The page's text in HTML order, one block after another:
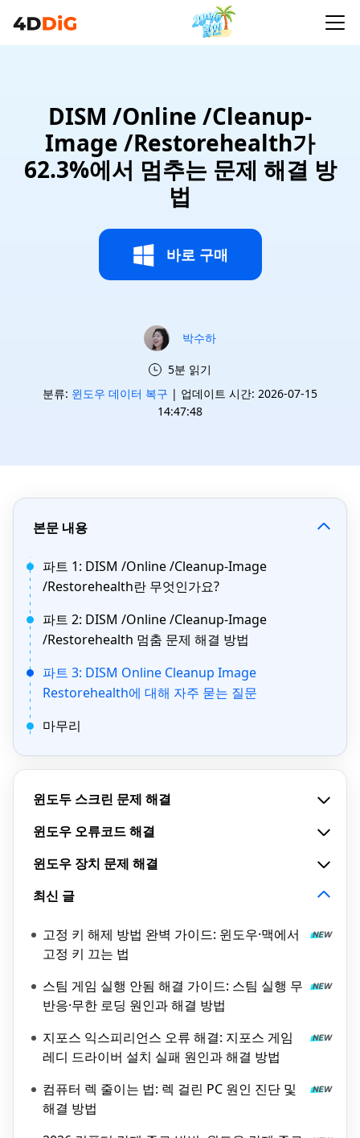
62.3%에서 멈추는 문제 해결 방법
DISM /Online /Cleanup-
Image /Restorehealth가
62.3%에서 멈추는 문제 해결 방
법
바로 구매
박수하
5분 읽기
분류: 윈도우 데이터 복구 | 업데이트 시간: 2026-07-15
14:47:48
본문 내용
파트 1: DISM /Online /Cleanup-Image
/Restorehealth란 무엇인가요?
파트 2: DISM /Online /Cleanup-Image
/Restorehealth 멈춤 문제 해결 방법
파트 3: DISM Online Cleanup Image
Restorehealth에 대해 자주 묻는 질문
마무리
윈도두 스크린 문제 해결
윈도우 오류코드 해결
윈도우 장치 문제 해결
최신 글
고정 키 해제 방법 완벽 가이드: 윈도우·맥에서
고정 키 끄는 법
스팀 게임 실행 안됨 해결 가이드: 스팀 실행 무
반응·무한 로딩 원인과 해결 방법
지포스 익스피리언스 오류 해결: 지포스 게임
레디 드라이버 설치 실패 원인과 해결 방법
컴퓨터 렉 줄이는 법: 렉 걸린 PC 원인 진단 및
해결 방법